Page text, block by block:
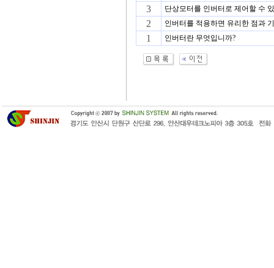
3 단상모터를 인버터로 제어할 수
2 인버터를 적용하면 유리한 점과
1 인버터란 무엇입니까?